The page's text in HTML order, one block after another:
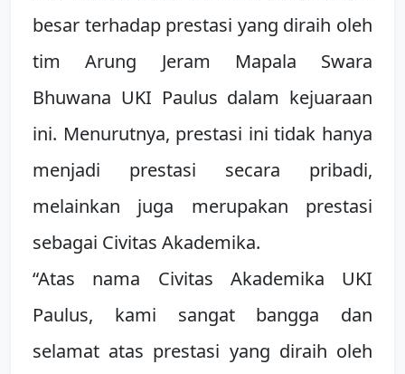
besar terhadap prestasi yang diraih oleh
tim Arung Jeram Mapala Swara
Bhuwana UKI Paulus dalam kejuaraan
ini. Menurutnya, prestasi ini tidak hanya
menjadi prestasi secara pribadi,
melainkan juga merupakan prestasi
sebagai Civitas Akademika.
“Atas nama Civitas Akademika UKI
Paulus, kami sangat bangga dan
selamat atas prestasi yang diraih oleh